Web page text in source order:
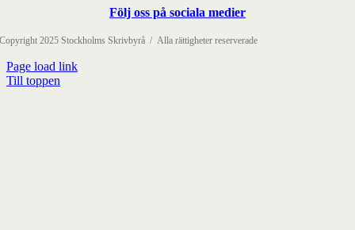
Följ oss på sociala medier
Copyright 2025 Stockholms Skrivbyrå / Alla rättigheter reserverade
Page load link
Till toppen